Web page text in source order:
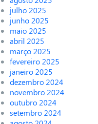
julho 2025
junho 2025
maio 2025
abril 2025
março 2025
fevereiro 2025
janeiro 2025
dezembro 2024
novembro 2024
outubro 2024
setembro 2024